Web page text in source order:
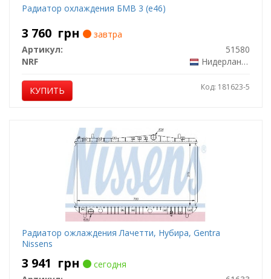
Радиатор охлаждения БМВ 3 (е46)
3 760 грн
завтра
Артикул:
51580
NRF
Нидерланды
КУПИТЬ Код: 181623-5
Радиатор ожлаждения Лачетти, Нубира, Gentra
Nissens
3 941 грн
сегодня